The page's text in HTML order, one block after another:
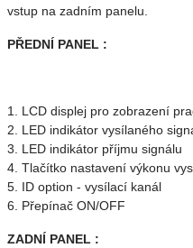
vstup na zadním panelu.
PŘEDNÍ PANEL :
1. LCD displej pro zobrazení
2. LED indikátor vysílaného
3. LED indikátor příjmu signálu
4. Tlačítko nastavení výkonu
5. ID option - vysílací kanál
6. Přepínač ON/OFF
ZADNÍ PANEL :